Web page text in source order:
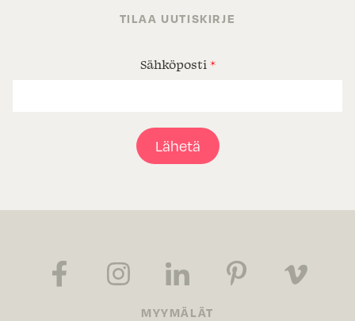
TILAA UUTISKIRJE
Sähköposti *
Lähetä
MYYMÄLÄT